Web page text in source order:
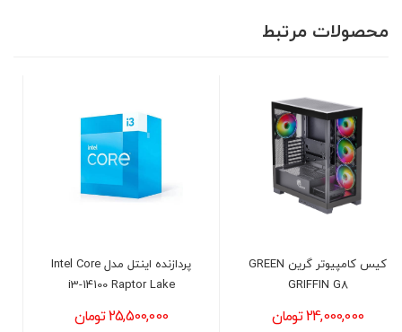
محصولات مرتبط
پردازنده اینتل مدل Intel Core
i3-14100 Raptor Lake
25,500,000 تومان
پاور 700 وات دیپ کول مدل
DEEPCOOL PF700X
13,800,000 تومان